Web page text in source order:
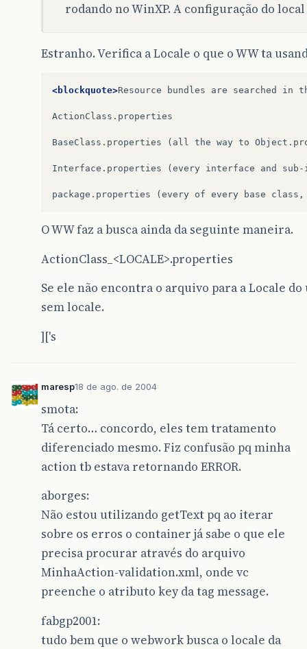
rodando no WinXP. A configuração do
Estranho. Verifica a Locale o que o WW ta
<blockquote>Resource bundles are searched in
ActionClass.properties
BaseClass.properties (all the way to
Interface.properties (every interface and
package.properties (every of every base class,
O WW faz a busca ainda da seguinte maneira.
ActionClass_<LOCALE>.properties
Se ele não encontra o arquivo para a Locale
sem locale.
]['s
maresp18 de ago. de 2004
smota:
Tá certo… concordo, eles tem tratamento
diferenciado mesmo. Fiz confusão pq minha
action tb estava retornando ERROR.
aborges:
Não estou utilizando getText pq ao iterar
sobre os erros o container já sabe o que ele
precisa procurar através do arquivo
MinhaAction-validation.xml, onde vc
preenche o atributo key da tag message.
fabgp2001:
tudo bem que o webwork busca o locale da